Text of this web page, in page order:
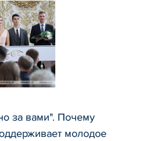
за вами". Почему
молодое